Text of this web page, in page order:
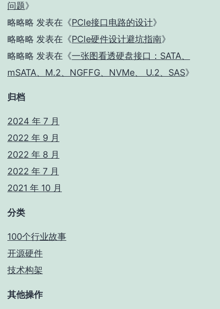
问题》
略略略 发表在《PCIe接口电路的设计》
略略略 发表在《PCIe硬件设计避坑指南》
略略略 发表在《一张图看透硬盘接口：SATA、
mSATA、M.2、NGFFG、NVMe、 U.2、SAS》
归档
2024 年 7 月
2022 年 9 月
2022 年 8 月
2022 年 7 月
2021 年 10 月
分类
100个行业故事
开源硬件
技术构架
其他操作